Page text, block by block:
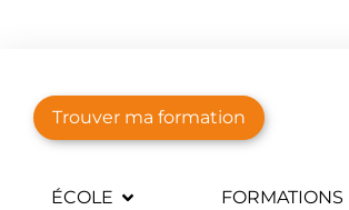
Trouver ma formation
ÉCOLE FORMATIONS